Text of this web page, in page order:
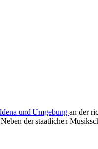
und Umgebung an der
der staatlichen